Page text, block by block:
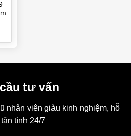
tư vấn
nhân viên giàu kinh nghiệm, hỗ
tình 24/7